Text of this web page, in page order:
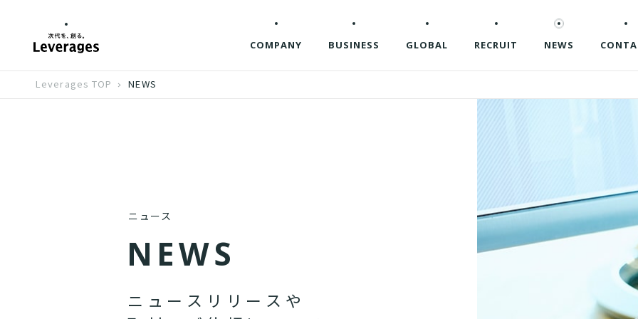
COMPANY BUSINESS GLOBAL RECRUIT NEWS
Leverages TOP NEWS
ニュース
N EWS
ニ ュ ー ス リ リ ー ス や